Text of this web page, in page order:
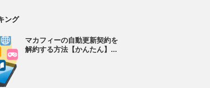
ング
マカフィーの自動更新契約を
解約する方法【かんたん】...